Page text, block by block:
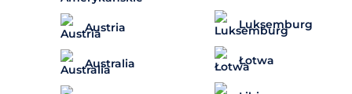
Austria
Australia
Luksemburg
Łotwa